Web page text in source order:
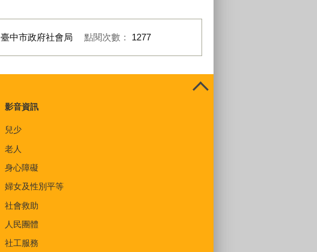
臺中市政府社會局 點閱次數： 1277
影音資訊
兒少
老人
身心障礙
婦女及性別平等
社會救助
人民團體
社工服務